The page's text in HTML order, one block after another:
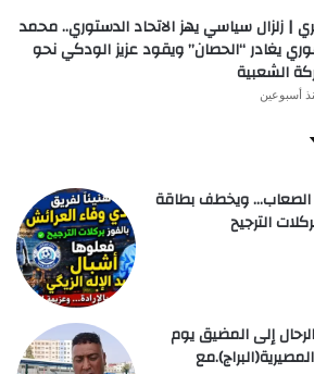
| زلزال سياسي يهز الاتحاد الدستوري.. محمد
يغادر “الحصان” ويقود عزيز الودكي نحو
الشعبية
أسبوعين
الصعاب… ويخطف بطاقة
الترجيح
إلى المضيق يوم